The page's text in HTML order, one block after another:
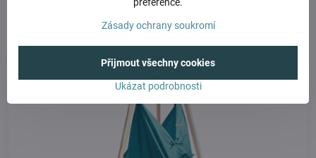
Zásady ochrany soukromí
Ukázat podrobnosti
Přijmout všechny cookies